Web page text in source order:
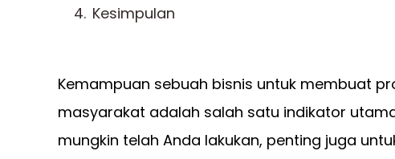
Kesimpulan
Kemampuan sebuah bisnis untuk membuat
masyarakat adalah salah satu indikator
mungkin telah Anda lakukan, penting juga